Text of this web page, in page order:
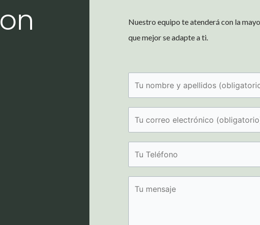
Nuestro equipo te atenderá con la
que mejor se adapte a ti.